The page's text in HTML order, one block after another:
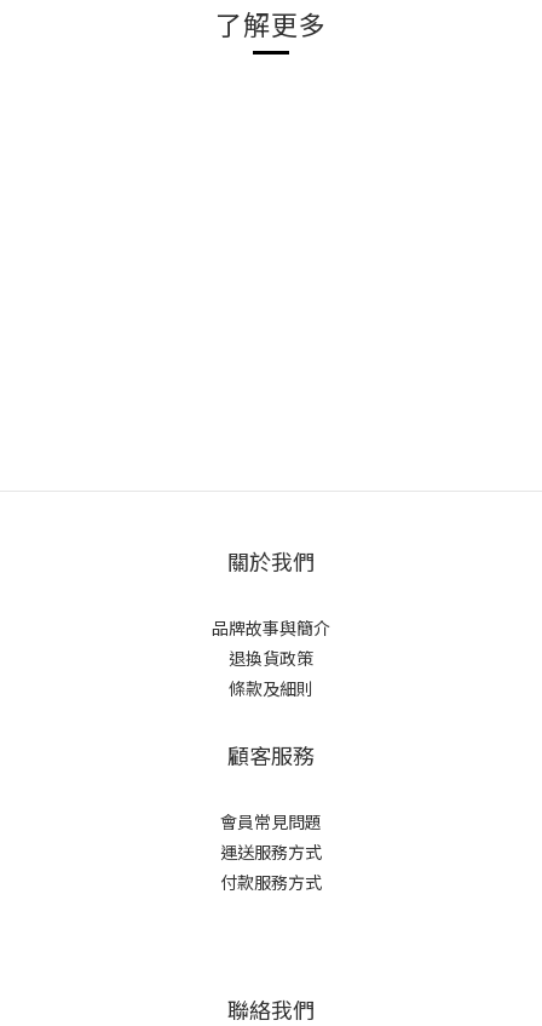
了解更多
關於我們
品牌故事與簡介
退換貨政策
條款及細則
顧客服務
會員常見問題
運送服務方式
付款服務方式
聯絡我們